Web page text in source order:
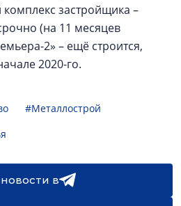
застройщика –
(на 11 месяцев
2» – ещё строится,
2020-го.
#Металлострой
новости в